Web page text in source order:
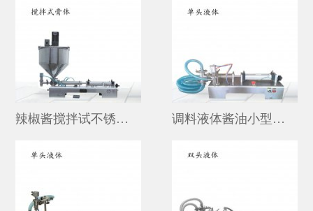
联系我们
辣椒酱搅拌试不锈钢灌装机20-500毫升 调料液体酱油小型灌装机1-500毫升